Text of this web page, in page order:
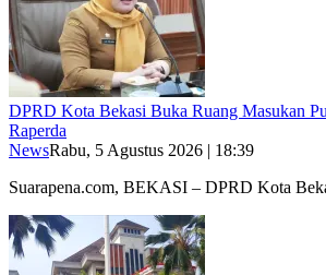
DPRD Kota Bekasi Buka Ruang Masukan
Raperda
NewsRabu, 5 Agustus 2026 | 18:39
Suarapena.com, BEKASI – DPRD Kota